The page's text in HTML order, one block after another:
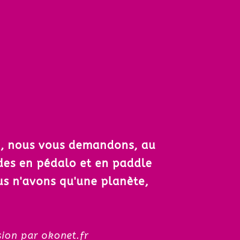
nous vous demandons, au
en pédalo et en paddle
n'avons qu'une planète,
parokonet.fr